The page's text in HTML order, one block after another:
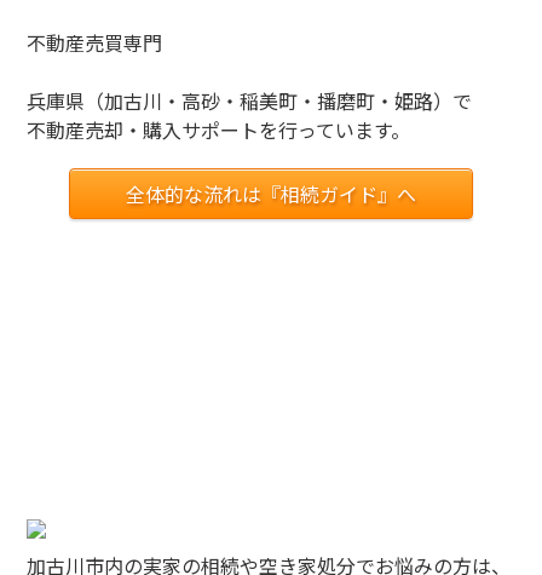
不動産売買専門
兵庫県（加古川・高砂・稲美町・播磨町・姫路）で
不動産売却・購入サポートを行っています。
全体的な流れは『相続ガイド』へ
加古川市内の実家の相続や空き家処分でお悩みの方は、